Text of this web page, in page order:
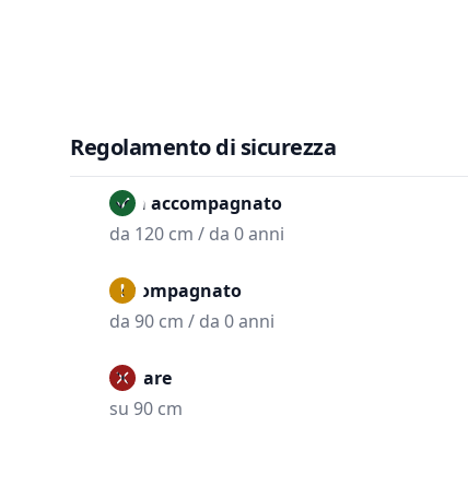
Regolamento di sicurezza
Non accompagnato
da 120 cm / da 0 anni
Accompagnato
da 90 cm / da 0 anni
Vietare
su 90 cm